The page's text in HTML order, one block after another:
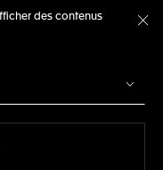
des contenus